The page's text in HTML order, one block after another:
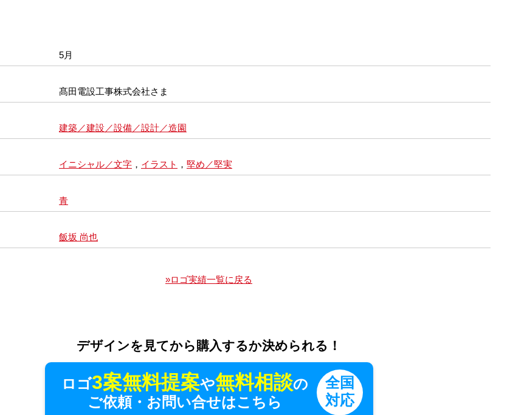
5月
髙田電設工事株式会社さま
建築／建設／設備／設計／造園
イニシャル／文字 ， イラスト ， 堅め／堅実
青
飯坂 尚也
»ロゴ実績一覧に戻る
デザインを見てから購入するか決められる！
ロゴ3案無料提案や無料相談の
ご依頼・お問い合せはこちら
全国
対応